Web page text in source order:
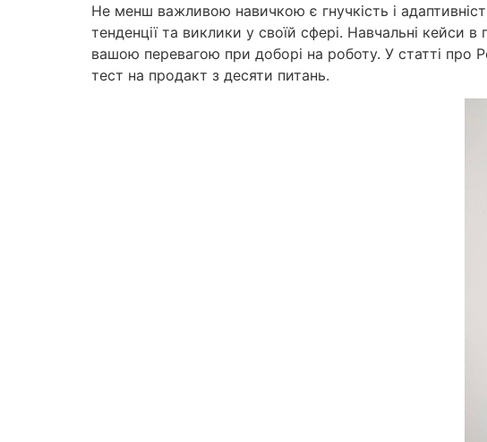
Не менш важливою навичкою є гнучкість і
тенденції та виклики у своїй сфері. Навчальні кейси
вашою перевагою при доборі на роботу. У статті
тест на продакт з десяти питань.